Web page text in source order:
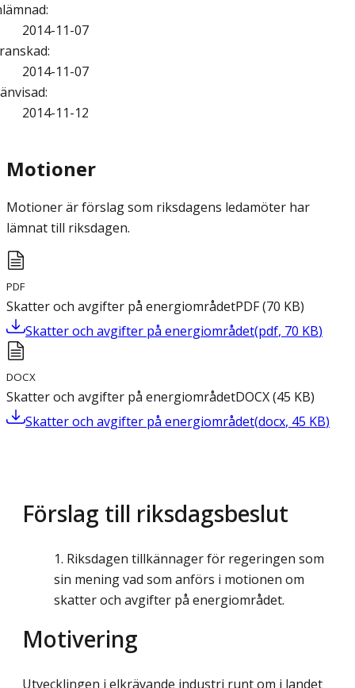
:
2014-11-07
:
2014-11-07
:
2014-11-12
Motioner
Motioner är förslag som riksdagens ledamöter har
lämnat till riksdagen.
PDF
Skatter och avgifter på energiområdetPDF(70 KB)
Skatter och avgifter på energiområdet(pdf, 70 KB)
DOCX
Skatter och avgifter på energiområdetDOCX(45 KB)
Skatter och avgifter på energiområdet(docx, 45 KB)
Förslag till riksdagsbeslut
Riksdagen tillkännager för regeringen som
sin mening vad som anförs i motionen om
skatter och avgifter på energiområdet.
Motivering
Utvecklingen i elkrävande industri runt om i landet